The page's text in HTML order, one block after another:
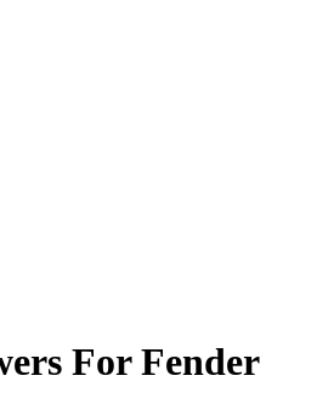
For Fender